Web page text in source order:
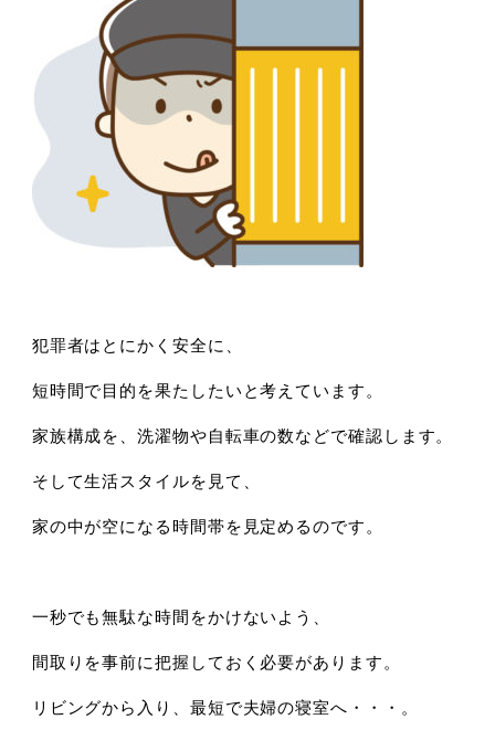
犯罪者はとにかく安全に、
短時間で目的を果たしたいと考えています。
家族構成を、洗濯物や自転車の数などで確認します。
そして生活スタイルを見て、
家の中が空になる時間帯を見定めるのです。
一秒でも無駄な時間をかけないよう、
間取りを事前に把握しておく必要があります。
リビングから入り、最短で夫婦の寝室へ・・・。